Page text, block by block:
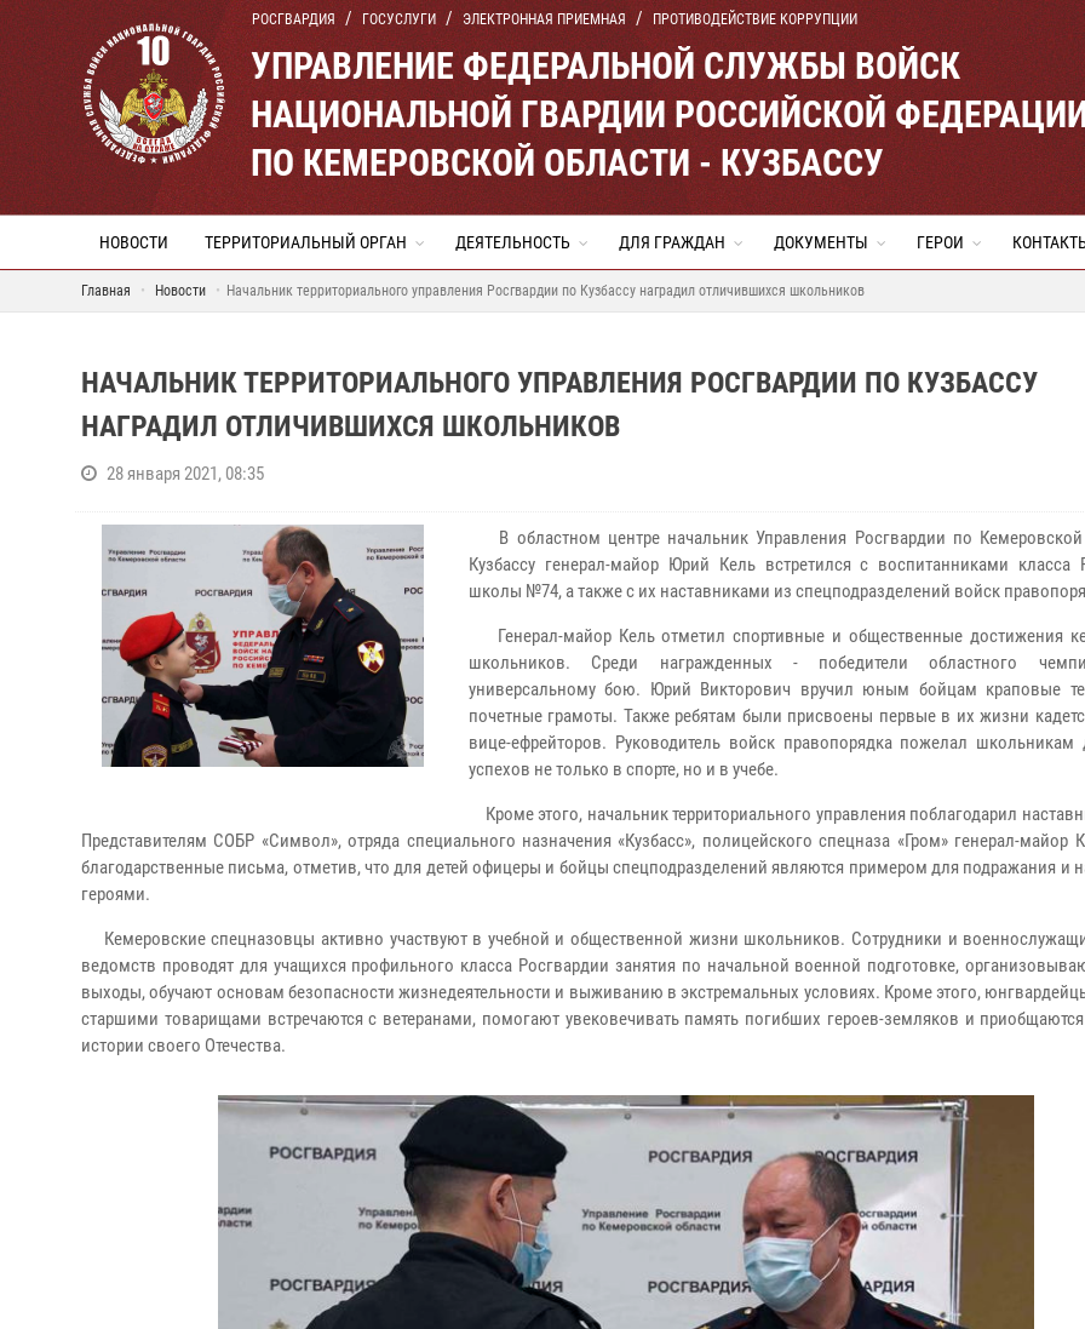
РОСГВАРДИЯ ГОСУСЛУГИ ЭЛЕКТРОННАЯ ПРИЕМНАЯ ПРОТИВОДЕЙСТВИЕ КОРРУПЦИИ
УПРАВЛЕНИЕ ФЕДЕРАЛЬНОЙ СЛУЖБЫ ВОЙСК
НАЦИОНАЛЬНОЙ ГВАРДИИ РОССИЙСКОЙ
ПО КЕМЕРОВСКОЙ ОБЛАСТИ - КУЗБАССУ
НОВОСТИ ТЕРРИТОРИАЛЬНЫЙ ОРГАН ДЕЯТЕЛЬНОСТЬ ДЛЯ ГРАЖДАН ДОКУМЕНТЫ ГЕРОИ
Главная Новости Начальник территориального управления Росгвардии по Кузбассу наградил отличившихся школьников
НАЧАЛЬНИК ТЕРРИТОРИАЛЬНОГО УПРАВЛЕНИЯ РОСГВАРДИИ ПО КУЗБАССУ
НАГРАДИЛ ОТЛИЧИВШИХСЯ ШКОЛЬНИКОВ
28 января 2021, 08:35
В областном центре начальник Управления Росгвардии по
Кузбассу генерал-майор Юрий Кель встретился с воспитанниками класса
школы №74, а также с их наставниками из спецподразделений войск
Генерал-майор Кель отметил спортивные и общественные достижения
школьников. Среди награжденных - победители областного
универсальному бою. Юрий Викторович вручил юным бойцам краповые
почетные грамоты. Также ребятам были присвоены первые в их жизни
вице-ефрейторов. Руководитель войск правопорядка пожелал школьникам
успехов не только в спорте, но и в учебе.
Кроме этого, начальник территориального управления поблагодарил
Представителям СОБР «Символ», отряда специального назначения «Кузбасс», полицейского спецназа «Гром» генерал-майор
благодарственные письма, отметив, что для детей офицеры и бойцы спецподразделений являются примером для подражания и
героями.
Кемеровские спецназовцы активно участвуют в учебной и общественной жизни школьников. Сотрудники и
ведомств проводят для учащихся профильного класса Росгвардии занятия по начальной военной подготовке,
выходы, обучают основам безопасности жизнедеятельности и выживанию в экстремальных условиях. Кроме этого,
старшими товарищами встречаются с ветеранами, помогают увековечивать память погибших героев-земляков и
истории своего Отечества.